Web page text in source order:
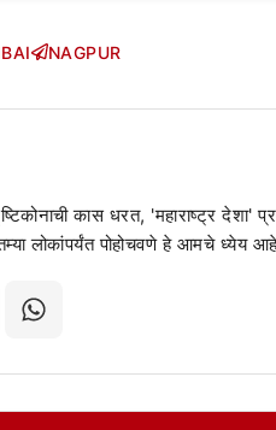
NAGPUR
कास धरत, 'महाराष्ट्र देशा'
लोकांपर्यंत पोहोचवणे हे आमचे ध्येय